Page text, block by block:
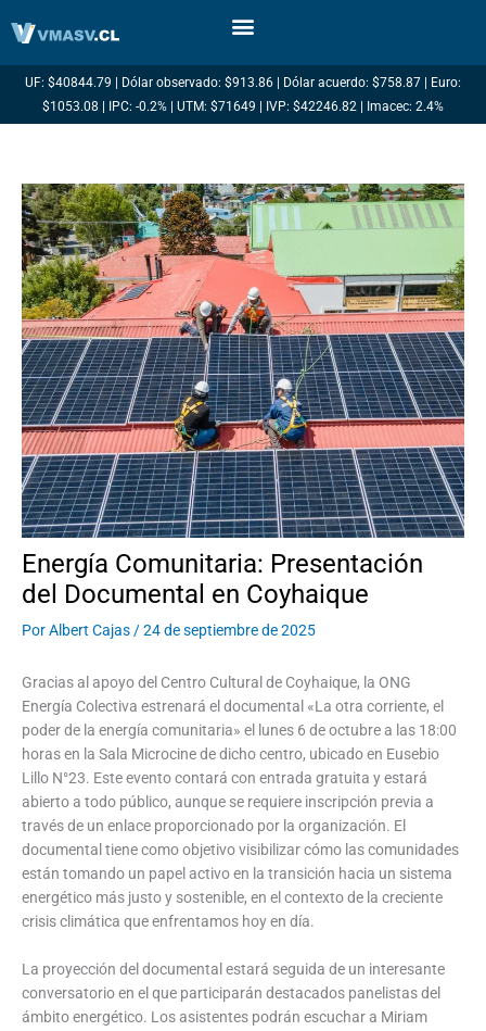
UF: $40844.79 | Dólar observado: $913.86 | Dólar acuerdo: $758.87 | Euro:
$1053.08 | IPC: -0.2% | UTM: $71649 | IVP: $42246.82 | Imacec: 2.4%
Energía Comunitaria: Presentación
del Documental en Coyhaique
PorAlbert Cajas /24 de septiembre de 2025
Gracias al apoyo del Centro Cultural de Coyhaique, la ONG
Energía Colectiva estrenará el documental «La otra corriente, el
poder de la energía comunitaria» el lunes 6 de octubre a las 18:00
horas en la Sala Microcine de dicho centro, ubicado en Eusebio
Lillo N°23. Este evento contará con entrada gratuita y estará
abierto a todo público, aunque se requiere inscripción previa a
través de un enlace proporcionado por la organización. El
documental tiene como objetivo visibilizar cómo las comunidades
están tomando un papel activo en la transición hacia un sistema
energético más justo y sostenible, en el contexto de la creciente
crisis climática que enfrentamos hoy en día.
La proyección del documental estará seguida de un interesante
conversatorio en el que participarán destacados panelistas del
ámbito energético. Los asistentes podrán escuchar a Miriam